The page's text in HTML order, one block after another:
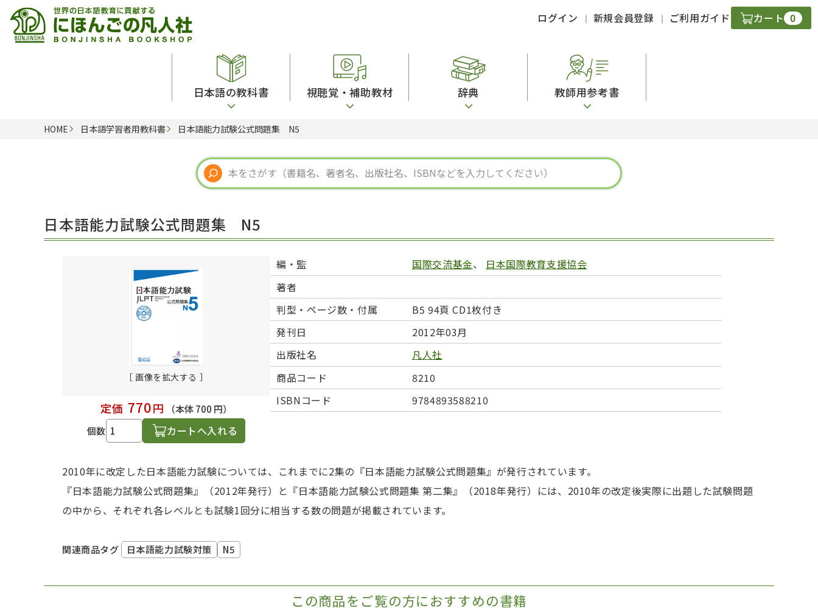
ログイン 新規会員登録 ご利用ガイド カート 0
日本語の教科書
留学生向け専門分野
子ども向け
文法
発音・聴解
作文
練習問題
日本語能力試験対策
日本留学試験対策
学校情報
日本語学習関連副読本
視聴覚・補助教材
カード・ゲーム・絵教材
絵本・子ども向け補助 図表
辞典
スペイン語辞典
中国語辞典
ドイツ語辞典
ポルトガル語辞典
ロシア語辞典
語学・文法辞典
表現・用字用語辞典 比較文化辞典
教師用参考書
語彙・意味
文章・談話・表現
表記
言語学
多言語社会・言語政策
言語の諸相
アカデミック・スキル
HOME 日本語学習者用教科書 日本語能力試験公式問題集 N5
日本語能力試験公式問題集 N5
［ 画像を拡大する ］
定価 770円
（本体 700 円）
個数
カートへ入れる
編・監 国際交流基金、 日本国際教育支援協会
著者
判型・ページ数・付属
B5 94頁 CD1枚付き
発刊日
2012年03月
出版社名
凡人社
商品コード
8210
ISBNコード
9784893588210
2010年に改定した日本語能力試験については、これまでに2集の『日本語能力試験公式問題集』が発行されています。
『日本語能力試験公式問題集』（2012年発行）と『日本語能力試験公式問題集 第二集』（2018年発行）には、2010年の改定後実際に出題した試験問題
の中から、それぞれ各レベルとも試験1回分に相当する数の問題が掲載されています。
関連商品タグ 日本語能力試験対策 N5
この商品をご覧の方におすすめの書籍